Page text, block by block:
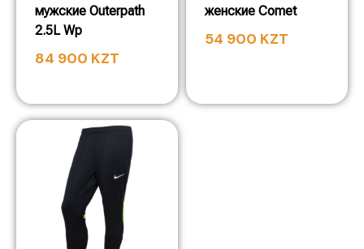
мужские Outerpath
2.5L Wp
84 900 KZT
женские Comet
54 900 KZT